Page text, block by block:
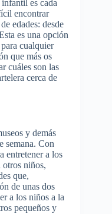
es cada
encontrar
edades: desde
es una opción
cualquier
que más os
cuáles son las
cerca de
y demás
semana. Con
entretener a los
otros niños,
que,
de unas dos
a los niños a la
pequeños y